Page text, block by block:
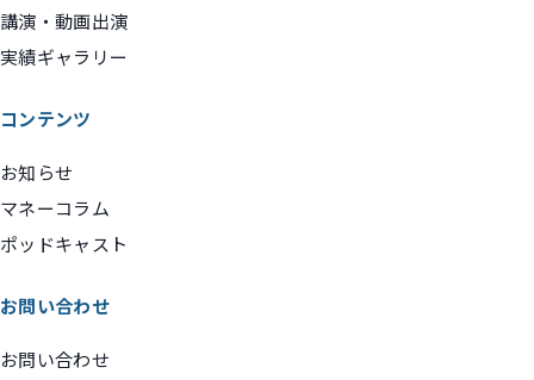
講演・動画出演
実績ギャラリー
コンテンツ
お知らせ
マネーコラム
ポッドキャスト
お問い合わせ
お問い合わせ